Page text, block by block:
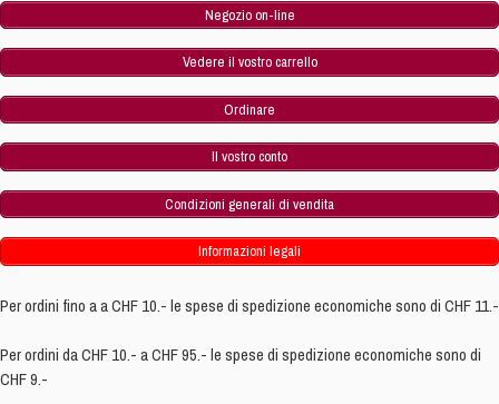
Negozio on-line
Vedere il vostro carrello
Ordinare
Il vostro conto
Condizioni generali di vendita
Informazioni legali
Per ordini fino a a CHF 10.- le spese di spedizione economiche sono di CHF 11.-
Per ordini da CHF 10.- a CHF 95.- le spese di spedizione economiche sono di
CHF 9.-